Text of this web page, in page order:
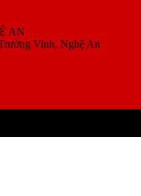
AN
Vinh, Nghệ An